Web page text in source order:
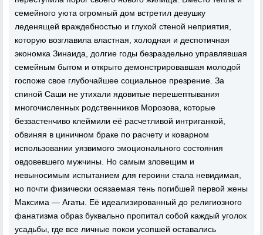
семейного уюта огромный дом встретил девушку
леденящей враждебностью и глухой стеной неприятия,
которую возглавила властная, холодная и деспотичная
экономка Зинаида, долгие годы безраздельно управлявшая
семейным бытом и открыто демонстрировавшая молодой
госпоже свое глубочайшее социальное презрение. За
спиной Саши не утихали ядовитые перешептывания
многочисленных родственников Морозова, которые
беззастенчиво клеймили её расчетливой интриганкой,
обвиняя в циничном браке по расчету и коварном
использовании уязвимого эмоционального состояния
овдовевшего мужчины. Но самым зловещим и
невыносимым испытанием для героини стала невидимая,
но почти физически осязаемая тень погибшей первой жены
Максима — Агаты. Её идеализированный до религиозного
фанатизма образ буквально пропитал собой каждый уголок
усадьбы, где все личные покои усопшей оставались